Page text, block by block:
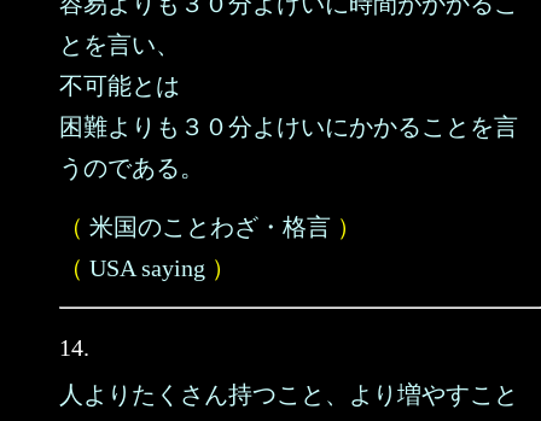
とを言い、
不可能とは
困難よりも３０分よけいにかかることを言
うのである。
（ 米国のことわざ・格言 ）
（ USA saying ）
14.
人よりたくさん持つこと、より増やすこと